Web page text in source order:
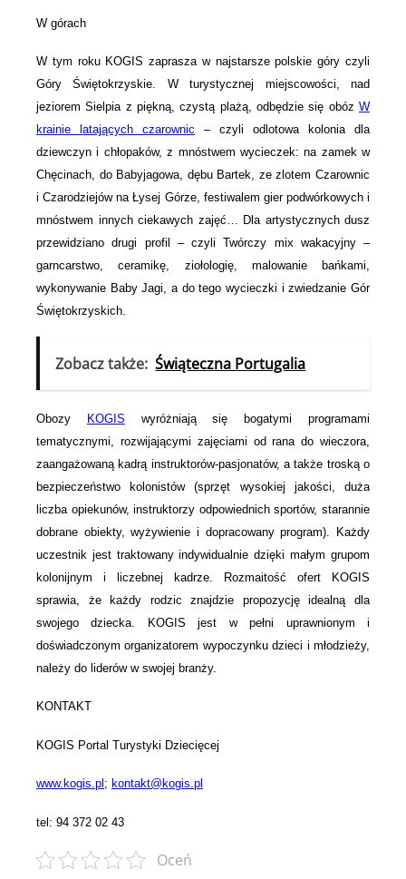
W górach
W tym roku KOGIS zaprasza w najstarsze polskie góry czyli
Góry Świętokrzyskie. W turystycznej miejscowości, nad
jeziorem Sielpia z piękną, czystą plażą, odbędzie się obóz W
krainie latających czarownic – czyli odlotowa kolonia dla
dziewczyn i chłopaków, z mnóstwem wycieczek: na zamek w
Chęcinach, do Babyjagowa, dębu Bartek, ze zlotem Czarownic
i Czarodziejów na Łysej Górze, festiwalem gier podwórkowych i
mnóstwem innych ciekawych zajęć… Dla artystycznych dusz
przewidziano drugi profil – czyli Twórczy mix wakacyjny –
garncarstwo, ceramikę, ziołologię, malowanie bańkami,
wykonywanie Baby Jagi, a do tego wycieczki i zwiedzanie Gór
Świętokrzyskich.
Zobacz także: Świąteczna Portugalia
Obozy KOGIS wyróżniają się bogatymi programami
tematycznymi, rozwijającymi zajęciami od rana do wieczora,
zaangażowaną kadrą instruktorów-pasjonatów, a także troską o
bezpieczeństwo kolonistów (sprzęt wysokiej jakości, duża
liczba opiekunów, instruktorzy odpowiednich sportów, starannie
dobrane obiekty, wyżywienie i dopracowany program). Każdy
uczestnik jest traktowany indywidualnie dzięki małym grupom
kolonijnym i liczebnej kadrze. Rozmaitość ofert KOGIS
sprawia, że każdy rodzic znajdzie propozycję idealną dla
swojego dziecka. KOGIS jest w pełni uprawnionym i
doświadczonym organizatorem wypoczynku dzieci i młodzieży,
należy do liderów w swojej branży.
KONTAKT
KOGIS Portal Turystyki Dziecięcej
www.kogis.pl ; kontakt@kogis.pl
tel: 94 372 02 43
Oceń